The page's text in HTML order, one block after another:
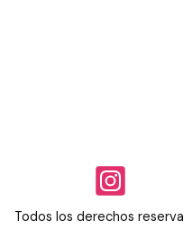
Todos los derechos